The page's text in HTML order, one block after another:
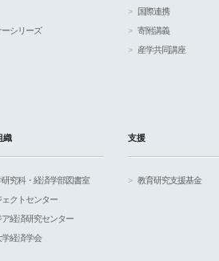
ーシリーズ
国際連携
寄附講義
産学共同講座
織
究科・経済学部図書室
ェクトセンター
経済研究センター
経済学会
支援
教育研究支援基金